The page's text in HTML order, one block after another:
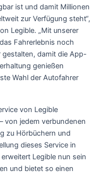
ist und damit Millionen
zur Verfügung steht“,
Legible. „Mit unserer
Fahrerlebnis noch
damit die App-
genießen
Wahl der Autofahrer
von Legible
von jedem verbundenen
zu Hörbüchern und
dieses Service in
Legible nun sein
und bietet so einen